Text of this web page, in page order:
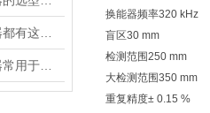
换能器频率320 kHz
盲区30 mm
检测范围250 mm
大检测范围350 mm
重复精度± 0.15 %